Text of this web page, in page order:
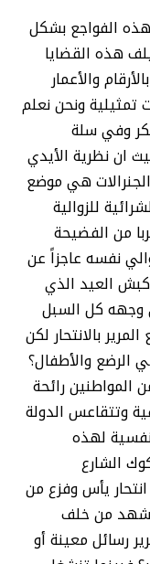
الفواجع بشكل
هذه القضايا
والأعمار
ونحن نعلم
وفي سلة
ان نظرية الأيدي
هي موضع
للزوالية
من الفضيحة
نفسه عاجزاً عن
العيد الذي
وجهه كل السبل
بالانتحار لكن
الرضع والأطفال؟
المواطنين رائحة
وتتقاعس الدولة
لهذه
الشارع
يأس وفزع من
من خلف
رسائل معينة أو